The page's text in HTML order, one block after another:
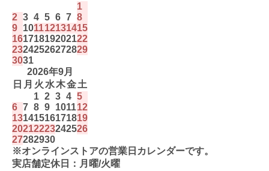
1
2 3 4 5 6 7 8
9 101112131415
16171819202122
23242526272829
3031
2026年9月
日 月 火 水木金土
1 2 3 4 5
6 7 8 9 101112
13141516171819
20212223242526
27282930
※オンラインストアの営業日カレンダーです。
実店舗定休日：月曜/火曜